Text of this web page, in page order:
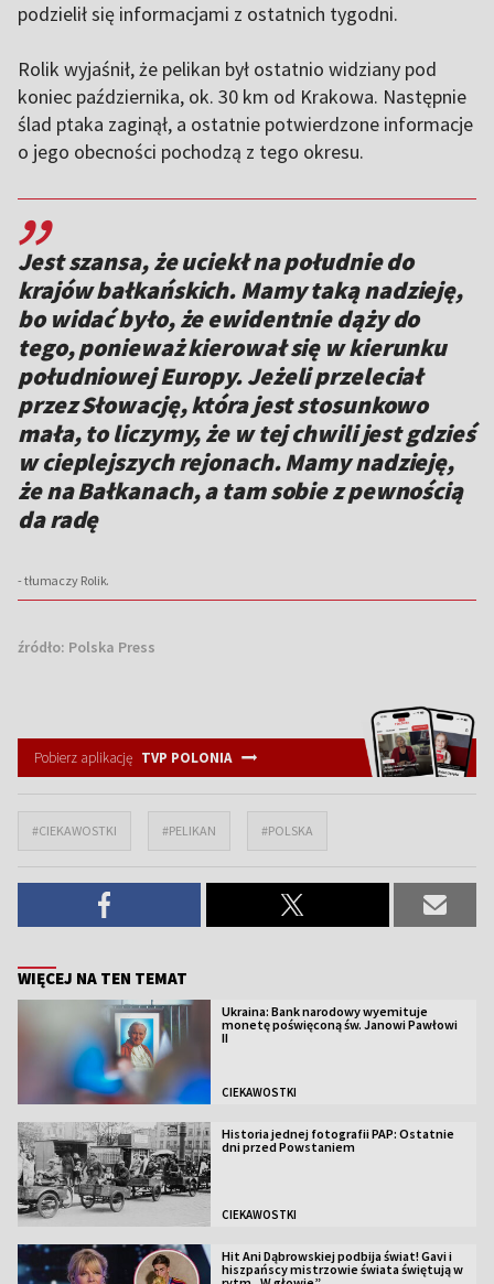
podzielił się informacjami z ostatnich tygodni.
Rolik wyjaśnił, że pelikan był ostatnio widziany pod
koniec października, ok. 30 km od Krakowa. Następnie
ślad ptaka zaginął, a ostatnie potwierdzone informacje
o jego obecności pochodzą z tego okresu.
,,
Jest szansa, że uciekł na południe do
krajów bałkańskich. Mamy taką nadzieję,
bo widać było, że ewidentnie dąży do
tego, ponieważ kierował się w kierunku
południowej Europy. Jeżeli przeleciał
przez Słowację, która jest stosunkowo
mała, to liczymy, że w tej chwili jest gdzieś
w cieplejszych rejonach. Mamy nadzieję,
że na Bałkanach, a tam sobie z pewnością
da radę
- tłumaczy Rolik.
źródło: Polska Press
Pobierz aplikację TVP POLONIA
#CIEKAWOSTKI #PELIKAN #POLSKA
WIĘCEJ NA TEN TEMAT
Ukraina: Bank narodowy wyemituje
monetę poświęconą św. Janowi Pawłowi
II
CIEKAWOSTKI
Historia jednej fotografii PAP: Ostatnie
dni przed Powstaniem
CIEKAWOSTKI
Hit Ani Dąbrowskiej podbija świat! Gavi i
hiszpańscy mistrzowie świata świętują w